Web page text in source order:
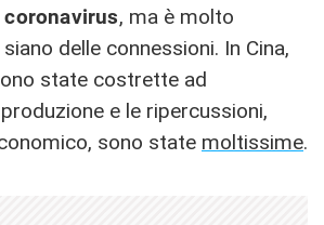
, ma è molto
delle connessioni. In Cina,
state costrette ad
e le ripercussioni,
sono state moltissime.